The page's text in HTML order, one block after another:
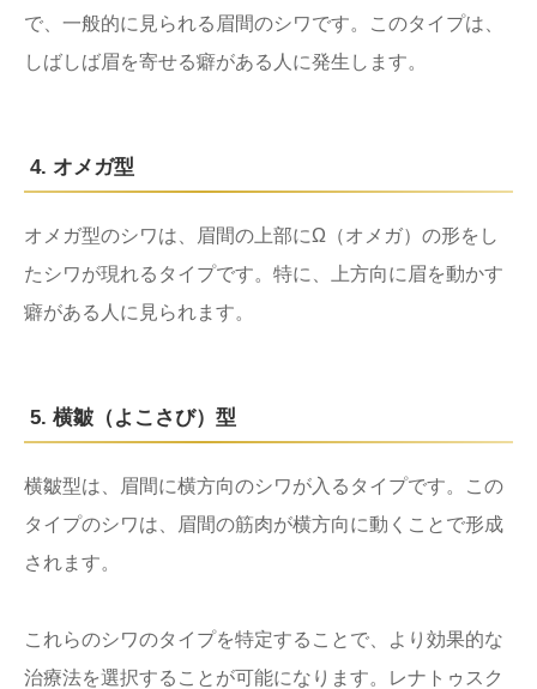
で、一般的に見られる眉間のシワです。このタイプは、
しばしば眉を寄せる癖がある人に発生します。
4. オメガ型
オメガ型のシワは、眉間の上部にΩ（オメガ）の形をし
たシワが現れるタイプです。特に、上方向に眉を動かす
癖がある人に見られます。
5. 横皺（よこさび）型
横皺型は、眉間に横方向のシワが入るタイプです。この
タイプのシワは、眉間の筋肉が横方向に動くことで形成
されます。
これらのシワのタイプを特定することで、より効果的な
治療法を選択することが可能になります。レナトゥスク